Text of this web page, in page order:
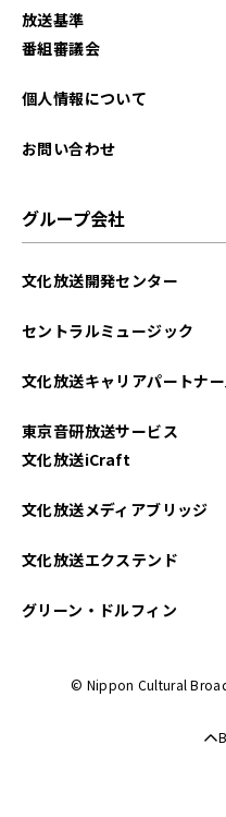
2025年07月
2025年04月
2024年11月
2024年10月
2024年09月
放送基準
番組審議会
個人情報について
お問い合わせ
グループ会社
文化放送開発センター
セントラルミュージック
文化放送キャリアパートナ
東京音研放送サービス
文化放送iCraft
文化放送メディアブリッジ
文化放送エクステンド
グリーン・ドルフィン
© Nippon Cultural